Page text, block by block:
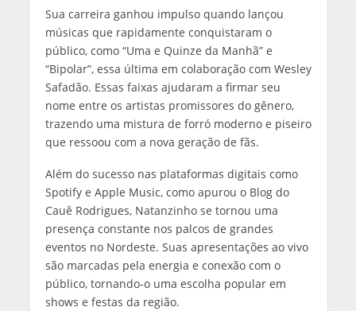
Sua carreira ganhou impulso quando lançou
músicas que rapidamente conquistaram o
público, como “Uma e Quinze da Manhã” e
“Bipolar”, essa última em colaboração com Wesley
Safadão. Essas faixas ajudaram a firmar seu
nome entre os artistas promissores do gênero,
trazendo uma mistura de forró moderno e piseiro
que ressoou com a nova geração de fãs.
Além do sucesso nas plataformas digitais como
Spotify e Apple Music, como apurou o Blog do
Cauê Rodrigues, Natanzinho se tornou uma
presença constante nos palcos de grandes
eventos no Nordeste. Suas apresentações ao vivo
são marcadas pela energia e conexão com o
público, tornando-o uma escolha popular em
shows e festas da região.